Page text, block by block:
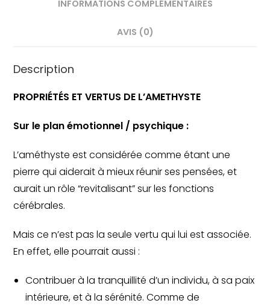
INFORMATIONS COMPLÉMENTAIRES
AVIS (0)
Description
PROPRIÉTÉS ET VERTUS DE L’AMETHYSTE
Sur le plan émotionnel / psychique :
L’améthyste est considérée comme étant une
pierre qui aiderait à mieux réunir ses pensées, et
aurait un rôle “revitalisant” sur les fonctions
cérébrales.
Mais ce n’est pas la seule vertu qui lui est associée.
En effet, elle pourrait aussi :
Contribuer à la tranquillité d’un individu, à sa paix
intérieure, et à la sérénité. Comme de